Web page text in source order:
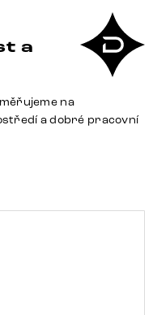
a
na
a dobré pracovní